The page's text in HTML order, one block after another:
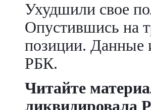
Ухудшили свое
Опустившись на
позиции. Данные
РБК.
Читайте
ликвидировала